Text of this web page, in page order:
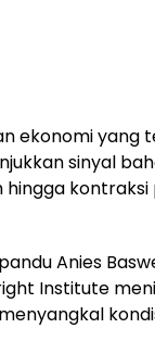
ekonomi yang
sinyal
Anies
Institute